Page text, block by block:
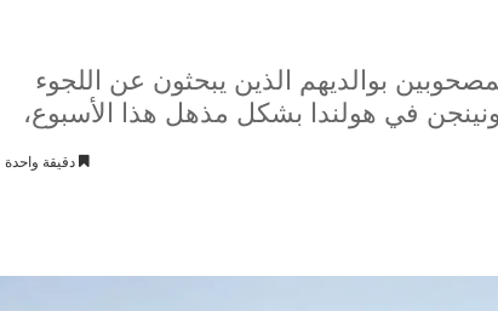
بوالديهم الذين يبحثون عن اللجوء
في هولندا بشكل مذهل هذا الأسبوع،
دقيقة واحدة